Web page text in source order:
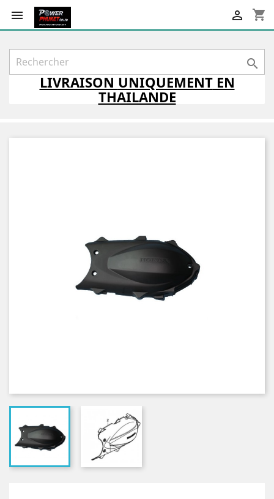
 shopping_cart


LIVRAISON UNIQUEMENTEN
THAILANDE